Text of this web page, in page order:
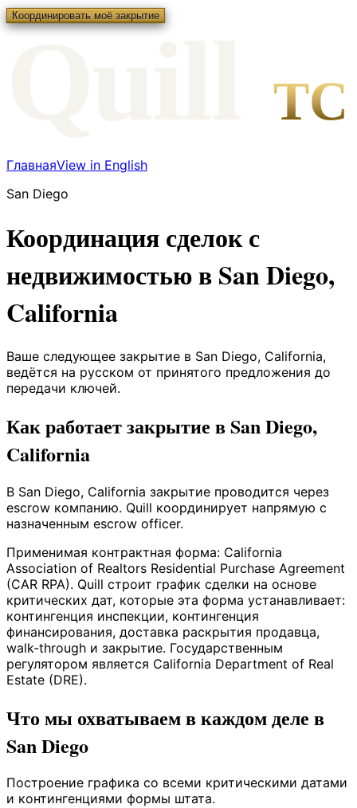
Координировать моё закрытие
TC
ГлавнаяView in English
San Diego
Координация сделок с
недвижимостью в San Diego,
California
Ваше следующее закрытие в San Diego, California,
ведётся на русском от принятого предложения до
передачи ключей.
Как работает закрытие в San Diego,
California
В San Diego, California закрытие проводится через
escrow компанию. Quill координирует напрямую с
назначенным escrow officer.
Применимая контрактная форма: California
Association of Realtors Residential Purchase Agreement
(CAR RPA). Quill строит график сделки на основе
критических дат, которые эта форма устанавливает:
контингенция инспекции, контингенция
финансирования, доставка раскрытия продавца,
walk-through и закрытие. Государственным
регулятором является California Department of Real
Estate (DRE).
Что мы охватываем в каждом деле в
San Diego
Построение графика со всеми критическими датами
и контингенциями формы штата.